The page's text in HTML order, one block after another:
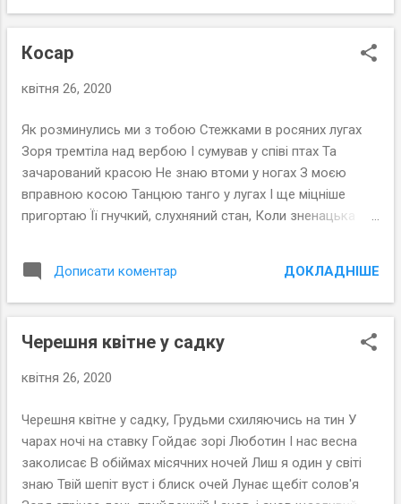
Косар
квітня 26, 2020
Як розминулись ми з тобою Стежками в росяних лугах
Зоря тремтіла над вербою І сумував у співі птах Та
зачарований красою Не знаю втоми у ногах З моєю
вправною косою Танцюю танго у лугах І ще міцніше
пригортаю Її гнучкий, слухняний стан, Коли зненацька
Брунатний скарб лягав ряди Коса співає гучно, дзвінко,
Немов зове - прийди, прийди Присвячено художнику
Василю Скриннику. Харків, 2015 рік
Дописати коментар ДОКЛАДНІШЕ
Черешня квітне у садку
квітня 26, 2020
Черешня квітне у садку, Грудьми схиляючись на тин У
чарах ночі на ставку Гойдає зорі Люботин І нас весна
заколисає В обіймах місячних ночей Лиш я один у світі
знаю Твій шепіт вуст і блиск очей Лунає щебіт солов'я